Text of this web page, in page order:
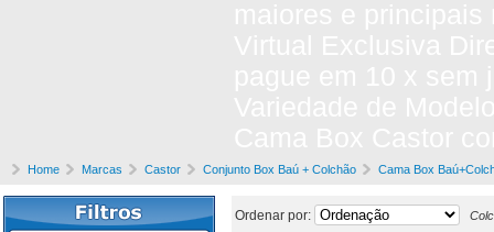
Home Marcas Castor Conjunto Box Baú + Colchão Cama Box
Ordenar por: